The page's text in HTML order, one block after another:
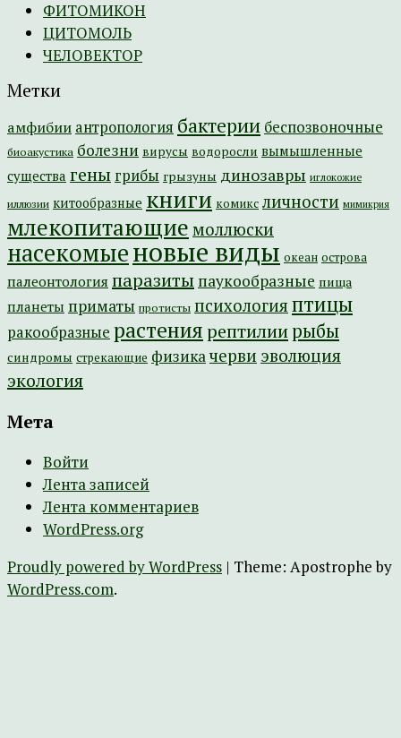
ФИТОМИКОН
ЦИТОМОЛЬ
ЧЕЛОВЕКТОР
Метки
амфибии антропология бактерии беспозвоночные
биоакустика болезни вирусы водоросли вымышленные
существа гены грибы грызуны динозавры иглокожие
иллюзии китообразные книги комикс личности мимикрия
млекопитающие моллюски
насекомыеновые виды океан острова
палеонтология паразиты паукообразные пища
планеты приматы протисты психология птицы
ракообразные растениярептилиирыбы
синдромы стрекающие физикачерви эволюция
экология
Мета
Войти
Лента записей
Лента комментариев
WordPress.org
Proudly powered by WordPress | Theme: Apostrophe by
WordPress.com.